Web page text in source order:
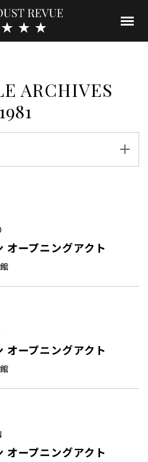
ARCHIVES
1981
オープニングアクト
オープニングアクト
オープニングアクト